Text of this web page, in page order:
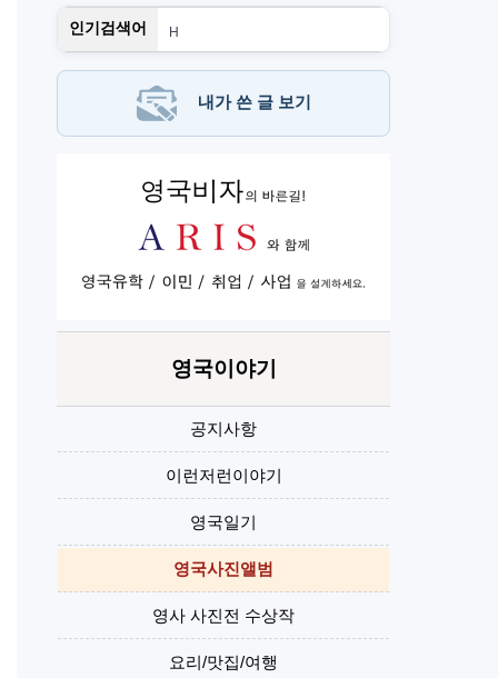
인기검색어
H
1
PT
뉴몰
내가 쓴 글 보기
영국이야기
공지사항
이런저런이야기
영국일기
영국사진앨범
영사 사진전 수상작
요리/맛집/여행